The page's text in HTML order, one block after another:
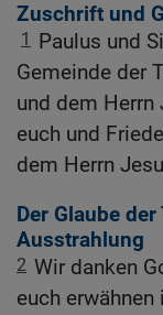
Zuschrift und
1
Paulus und
Gemeinde der
und dem
euch und
dem Herrn
Der Glaube
Ausstrahlung
2 Wir danken
euch erwähnen